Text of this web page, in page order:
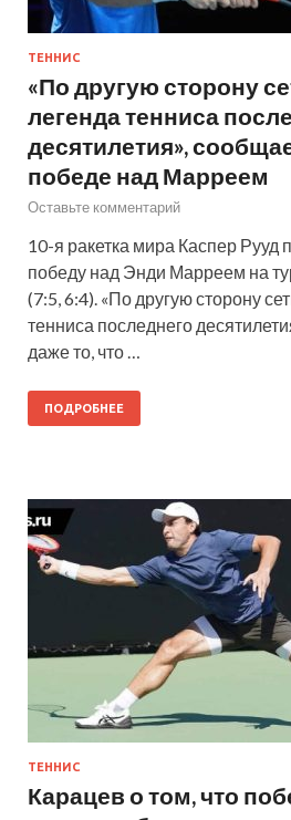
ТЕННИС
«По другую сторону
легенда тенниса
десятилетия»,
победе над Марреем
Оставьте комментарий
10-я ракетка мира Каспер Рууд
победу над Энди Марреем на
(7:5, 6:4). «По другую сторону
тенниса последнего
даже то, что …
ПОДРОБНЕЕ
ТЕННИС
Карацев о том, что